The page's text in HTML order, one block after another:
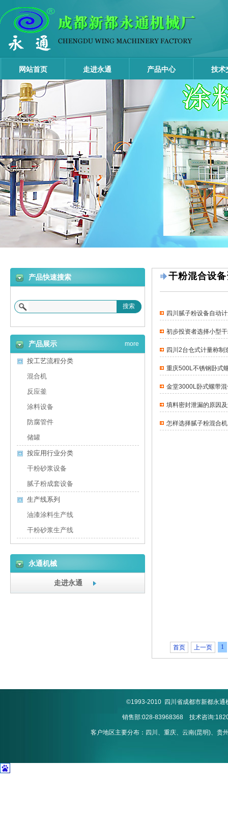
网站首页 走进永通 产品中心 技术
干粉混合设
四川腻子粉设备自动
初步投资者选择小型
四川2台仓式计量称制
重庆500L不锈钢卧式
金堂3000L卧式螺带
填料密封泄漏的原因
怎样选择腻子粉混合机
首页 上一页 1
产品快速搜索
搜索
产品展示
按工艺流程分类
混合机
反应釜
涂料设备
防腐管件
储罐
按应用行业分类
干粉砂浆设备
腻子粉成套设备
生产线系列
油漆涂料生产线
干粉砂浆生产线
more
永通机械
走进永通
©1993-2010 四川省成都市新都永
销售部:028-83968368 技术咨询
客户地区主要分布：四川、重庆、云南(昆明)、贵